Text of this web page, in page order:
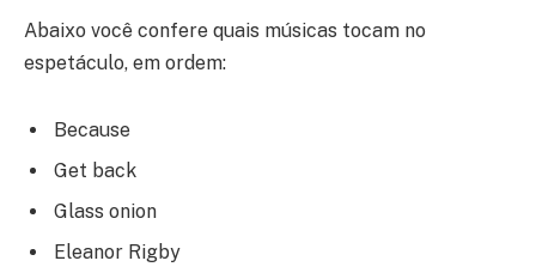
Abaixo você confere quais músicas tocam no
espetáculo, em ordem:
Because
Get back
Glass onion
Eleanor Rigby